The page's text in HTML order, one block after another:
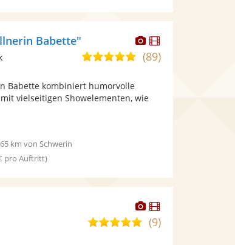
Dieser
Künstler
stellt
Dieser
Künstler
Babette"
5,0
Sternen
(89)
Babette kombiniert humorvolle
vielseitigen Showelementen, wie
65 km von Schwerin
pro Auftritt)
Dieser
Künstler
stellt
Dieser
Künstler
4,9(9)